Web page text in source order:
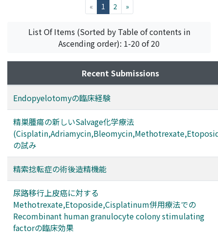
« 1 (current)
2 »
List Of Items (Sorted by Table of contents in
Ascending order): 1-20 of 20
Recent Submissions
Endopyelotomyの臨床経験
精巣腫瘍の新しいSalvage化学療法
の試み
精索捻転症の術後造精機能
尿路移行上皮癌に対する
Methotrexate,Etoposide,Cisplatinum併用療法での
Recombinant human granulocyte colony stimulating
factorの臨床効果